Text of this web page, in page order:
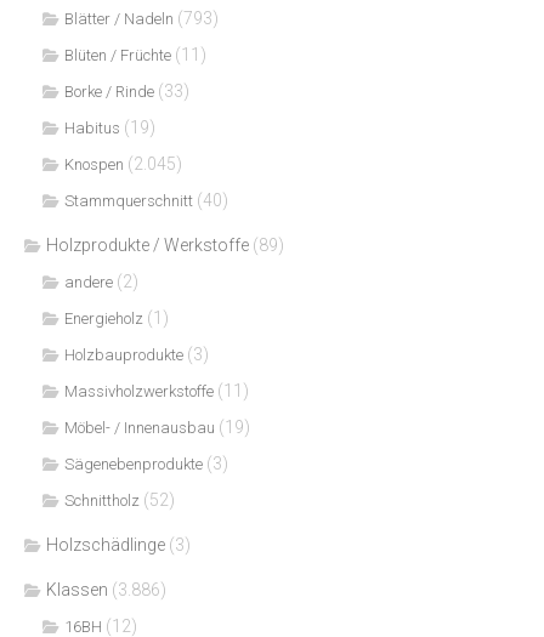
Blätter / Nadeln (793)
Blüten / Früchte (11)
Borke / Rinde (33)
Habitus (19)
Knospen (2.045)
Stammquerschnitt (40)
Holzprodukte / Werkstoffe (89)
andere (2)
Energieholz (1)
Holzbauprodukte (3)
Massivholzwerkstoffe (11)
Möbel- / Innenausbau (19)
Sägenebenprodukte (3)
Schnittholz (52)
Holzschädlinge (3)
Klassen (3.886)
16BH (12)